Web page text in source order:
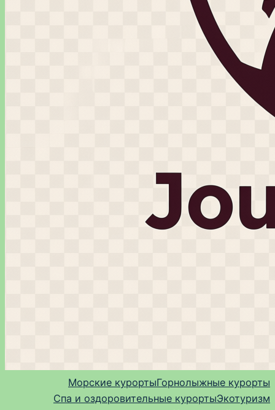
Морские курортыГорнолыжные курорты
Спа и оздоровительные курортыЭкотуризм